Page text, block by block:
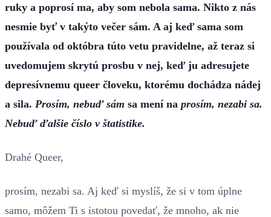
ruky a poprosí ma, aby som nebola sama. Nikto z nás
nesmie byť v takýto večer sám. A aj keď sama som
používala od októbra túto vetu pravidelne, až teraz si
uvedomujem skrytú prosbu v nej, keď ju adresujete
depresívnemu queer človeku, ktorému dochádza nádej
a sila. Prosím, nebuď sám sa mení na prosím, nezabi sa.
Nebuď ďalšie číslo v štatistike.
Drahé Queer,
prosím, nezabi sa. Aj keď si myslíš, že si v tom úplne
samo, môžem Ti s istotou povedať, že mnoho, ak nie